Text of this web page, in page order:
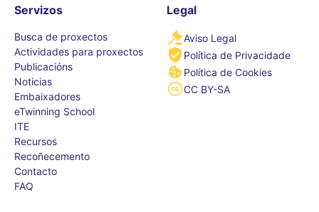
Servizos
Busca de proxectos
Actividades para proxectos
Publicacións
Noticias
Embaixadores
eTwinning School
ITE
Recursos
Recoñecemento
Contacto
FAQ
Legal
Aviso Legal
Política de Privacidade
Política de Cookies
CC BY-SA